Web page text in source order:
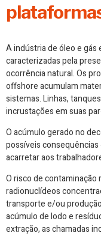
A indústria de óleo e gás
caracterizadas pela
ocorrência natural. Os
offshore acumulam
sistemas. Linhas,
incrustações em suas
O acúmulo gerado no
possíveis consequências
acarretar aos
O risco de contaminação
radionuclídeos
transporte e/ou
acúmulo de lodo e
extração, as chamadas